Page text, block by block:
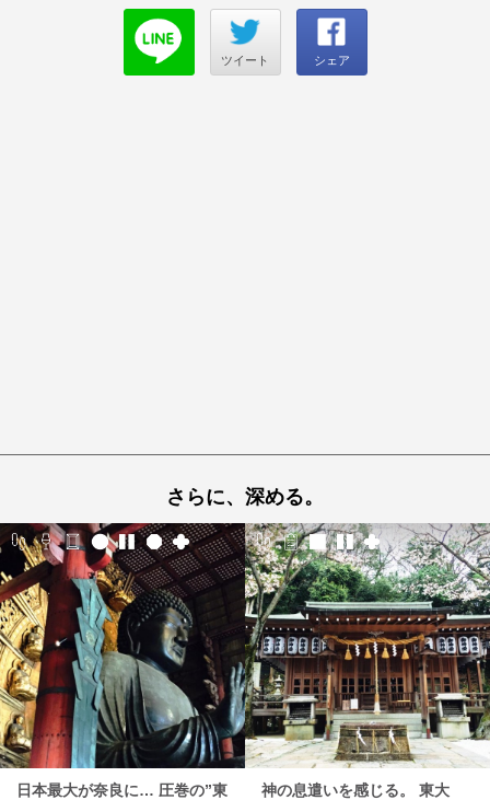
ツイート シェア
さらに、深める。
日本最大が奈良に… 圧巻の”東
神の息遣いを感じる。 東大